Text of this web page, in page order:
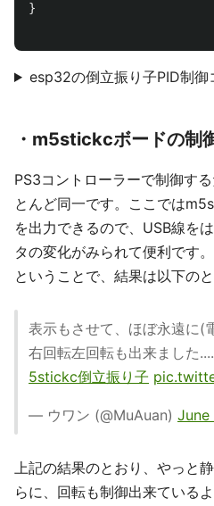
}
esp32の倒立振り子PID制御
・m5stickcボードの制
PS3コントローラーで制御す
とんど同一です。ここでは
を出力できるので、USB線を
タの変化がみられて便利です。
ということで、結果は以下の
表示もさせて、ほぼ永遠に(
右回転左回転も出来ました
5stickc倒立振り子
— ウワン (@MuAuan) June
上記の結果のとおり、やっと
らに、回転も制御出来ている